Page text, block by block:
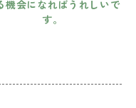
機会になればうれしいで
す。